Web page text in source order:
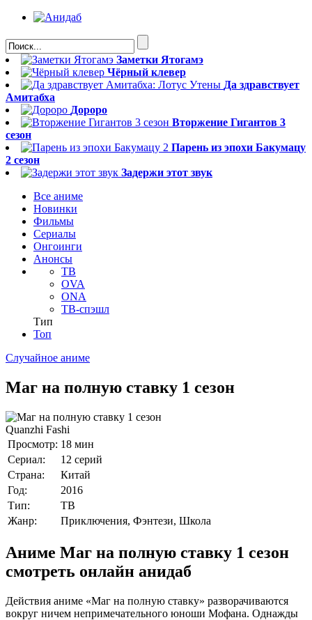
Заметки Ятогамэ
Чёрный клевер
Да здравствует
Амитабха
Дороро
Вторжение Гигантов 3
сезон
Парень из эпохи Бакумацу
2 сезон
Задержи этот звук
Все аниме
Новинки
Фильмы
Сериалы
Онгоинги
Анонсы
ТВ
OVA
ONA
ТВ-спэшл
Тип
Топ
Случайное аниме
Маг на полную ставку 1 сезон
Quanzhi Fashi
Просмотр: 18 мин
Сериал:
12 серий
Страна:
Китай
Год:
2016
Тип:
ТВ
Жанр:
Приключения, Фэнтези, Школа
Аниме Маг на полную ставку 1 сезон
смотреть онлайн анидаб
Действия аниме «Маг на полную ставку» разворачиваются
вокруг ничем непримечательного юноши Мофана. Однажды